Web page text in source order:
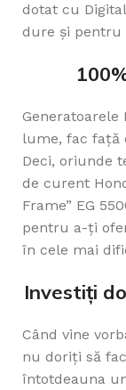
dotat cu
dure și pentru
lume, fac față
Deci, oriunde
de curent
Frame” EG
pentru a-ți
în cele mai
Investiți
Când vine
nu doriți să
întotdeauna